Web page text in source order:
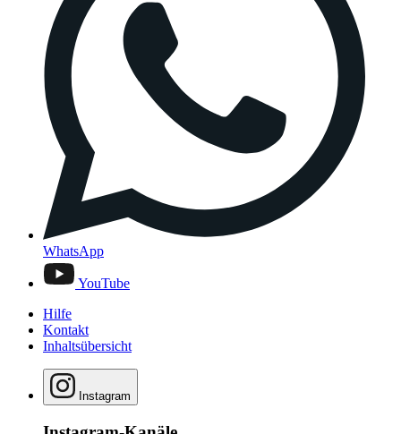
WhatsApp
YouTube
Hilfe
Kontakt
Inhaltsübersicht
Instagram